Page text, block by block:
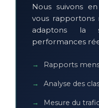
Nous suivons
vous
adaptons la
performances
Rapports
Analyse des
Mesure du